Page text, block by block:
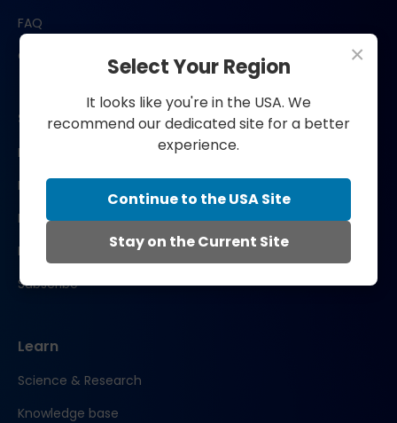
FAQ
Contact
Shop now
Bengs Restore
Bengs Recover
Bengs Glow
Bengs Perform
Subscribe
Learn
Science & Research
Knowledge base
×
Select Your Region
It looks like you're in the USA. We
recommend our dedicated site for a better
experience.
Continue to the USA Site
Stay on the Current Site